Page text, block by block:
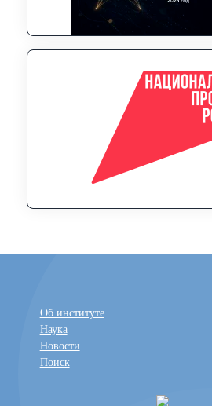
Об институте
Наука
Новости
Поиск